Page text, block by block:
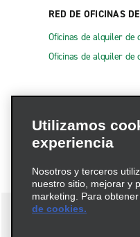
RED DE OFICINAS
Oficinas de alquiler de
Oficinas de alquiler de
Utilizamos
experiencia
Nosotros y terceros
nuestro sitio, mejorar y
marketing. Para
de cookies.